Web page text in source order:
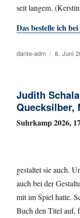
seit langem.
Das bestelle ich
Autor
dante-adm 8. Juni
Judith
Quecksilber,
Suhrkamp 2026,
gestaltet sie auch.
auch bei der
mit im Spiel hatte.
Buch den Titel auf,